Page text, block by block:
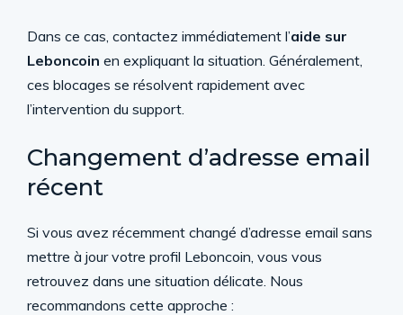
Dans ce cas, contactez immédiatement l’aide sur
Leboncoin en expliquant la situation. Généralement,
ces blocages se résolvent rapidement avec
l’intervention du support.
Changement d’adresse email
récent
Si vous avez récemment changé d’adresse email sans
mettre à jour votre profil Leboncoin, vous vous
retrouvez dans une situation délicate. Nous
recommandons cette approche :